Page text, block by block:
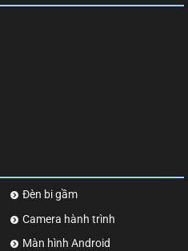
Đèn bi gầm
Camera hành trình
Màn hình Android